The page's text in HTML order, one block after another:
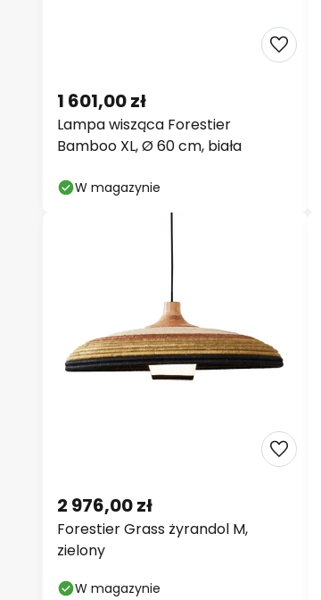
Lampa wisząca Forestier
Bamboo XL, Ø 60 cm, biała
1 601,00 zł
W magazynie
Forestier Grass żyrandol M,
zielony
2 976,00 zł
W magazynie